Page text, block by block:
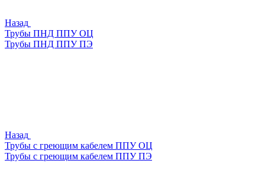
Назад
Трубы ПНД ППУ ОЦ
Трубы ПНД ППУ ПЭ
Назад
Трубы с греющим кабелем ППУ ОЦ
Трубы с греющим кабелем ППУ ПЭ